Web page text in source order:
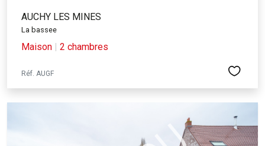
AUCHY LES MINES
La bassee
Maison | 2 chambres
Réf. AUGF